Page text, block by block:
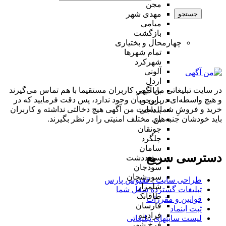
مجن
مهدی شهر
میامی
بازگشت
چهارمحال و بختیاری
تمام شهر‌ها
شهرکرد
آلونی
اردل
باباحیدر
بروجن
بلداجی
بن
جونقان
چلگرد
سامان
سفیددشت
سودجان
سورشجان
شلمزار
طاقانک
فارسان
فرادبنه
جستجو
در سایت تبلیغاتی من آگهی کاربران مستقیما با هم تماس می‌گیرند
و هیچ واسطه‌ای در این میان وجود ندارد، پس دقت فرمایید که در
خرید و فروشِ شما، سایت من آگهی هیچ دخالتی نداشته و کاربران
باید خودشان جنبه‌های مختلف امنیتی را در نظر بگیرند.
دسترسی سریع
طراحی سایت :‌ ققنوس پارس
تبلیغات گسترده شغل شما
قوانین و مقررات
ثبت اینماد
لیست سایتهای تبلیغاتی